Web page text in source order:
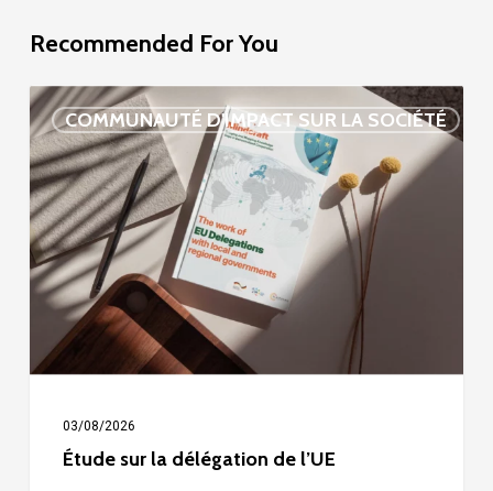
Recommended For You
COMMUNAUTÉ D'IMPACT SUR LA SOCIÉTÉ
Étude
sur
la
délégation
de
l’UE
03/08/2026
Étude sur la délégation de l’UE